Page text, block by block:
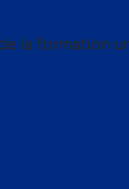
la formation